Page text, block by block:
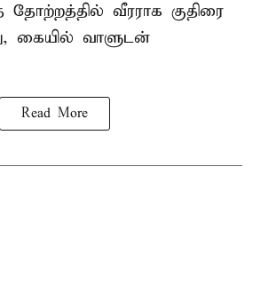
வீரராக குதிரை
கையில் வாளுடன்
Read More